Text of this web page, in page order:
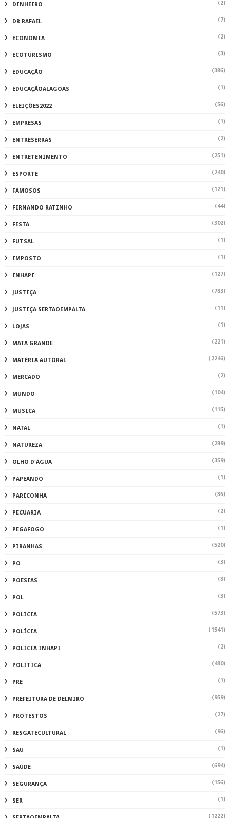
DINHEIRO (2)
DR.RAFAEL (7)
ECONOMIA (2)
ECOTURISMO (3)
EDUCAÇÃO (386)
EDUCAÇÃOALAGOAS (1)
ELEIÇÕES2022 (56)
EMPRESAS (1)
ENTRESERRAS (2)
ENTRETENIMENTO (251)
ESPORTE (240)
FAMOSOS (121)
FERNANDO RATINHO (44)
FESTA (302)
FUTSAL (1)
IMPOSTO (1)
INHAPI (127)
JUSTIÇA (783)
JUSTIÇA SERTAOEMPALTA (11)
LOJAS (1)
MATA GRANDE (221)
MATÉRIA AUTORAL (2246)
MERCADO (2)
MUNDO (104)
MUSICA (115)
NATAL (1)
NATUREZA (289)
OLHO D'ÁGUA (359)
PAPEANDO (1)
PARICONHA (86)
PECUARIA (2)
PEGAFOGO (1)
PIRANHAS (520)
PO (3)
POESIAS (8)
POL (3)
POLICIA (573)
POLÍCIA (1541)
POLÍCIA INHAPI (2)
POLÍTICA (480)
PRE (1)
PREFEITURA DE DELMIRO (959)
PROTESTOS (27)
RESGATECULTURAL (96)
SAU (1)
SAÚDE (694)
SEGURANÇA (156)
SER (1)
(1222)